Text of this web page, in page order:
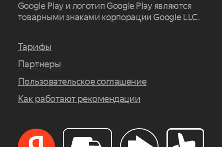
Заказать сейчас
Google Play и логотип Google Play являются
товарными знаками корпорации Google LLC.
Тарифы
Партнеры
Пользовательское соглашение
Как работают рекомендации